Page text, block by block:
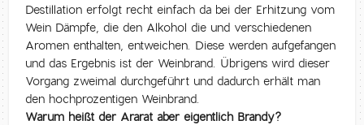
Destillation erfolgt recht einfach da bei der Erhitzung vom
Wein Dämpfe, die den Alkohol die und verschiedenen
Aromen enthalten, entweichen. Diese werden aufgefangen
und das Ergebnis ist der Weinbrand. Übrigens wird dieser
Vorgang zweimal durchgeführt und dadurch erhält man
den hochprozentigen Weinbrand.
Warum heißt der Ararat aber eigentlich Brandy?